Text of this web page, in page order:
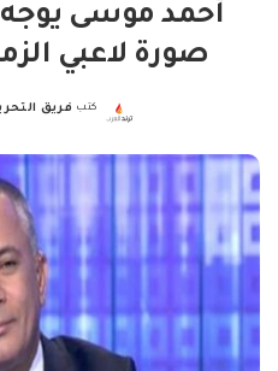
أحمد موسى يوجه
صورة لاعبي
Posted
كتب فريق